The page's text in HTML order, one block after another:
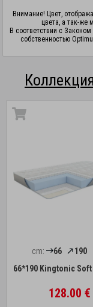
Внимание! Цвет,
цвета, а так-же
В соответствии с
собственностью
cm: 66 190
66*190 Kingtonic Soft
128.00 €